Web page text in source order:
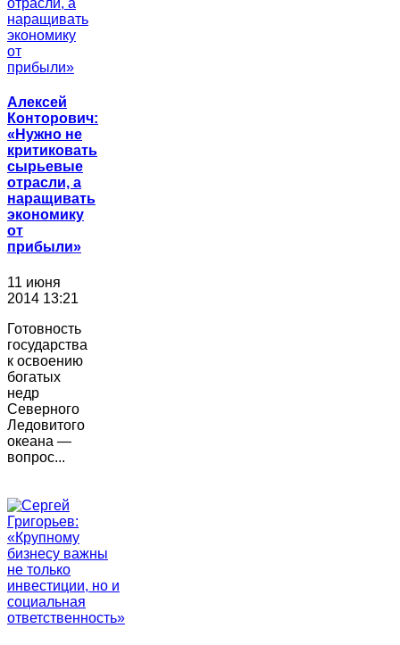
Алексей
Конторович:
«Нужно не
критиковать
сырьевые
отрасли, а
наращивать
экономику
от
прибыли»
11 июня
2014 13:21
Готовность
государства
к освоению
богатых
недр
Северного
Ледовитого
океана —
вопрос...